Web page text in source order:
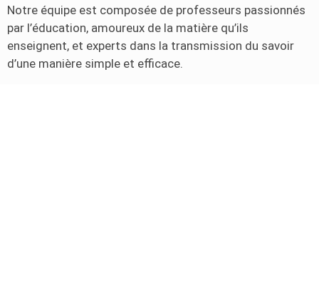
Notre équipe est composée de professeurs passionnés
par l’éducation, amoureux de la matière qu’ils
enseignent, et experts dans la transmission du savoir
d’une manière simple et efficace.